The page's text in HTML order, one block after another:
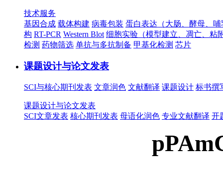
技术服务
基因合成 载体构建 病毒包装 蛋白表达（大肠、酵母、
构 RT-PCR Western Blot 细胞实验（模型建立、凋亡、粘
检测 药物筛选 单抗与多抗制备 甲基化检测 芯片
课题设计与论文发表
SCI与核心期刊发表 文章润色 文献翻译 课题设计 标书撰
课题设计与论文发表
SCI文章发表 核心期刊发表 母语化润色 专业文献翻译 开